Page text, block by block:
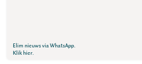
Elim nieuws via WhatsApp.
Klik hier.